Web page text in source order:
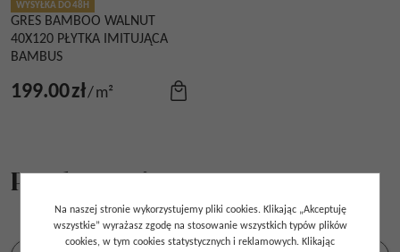
WYSYŁKA DO 48H
GRES BAMBOO WALNUT
40X120 PŁYTKA IMITUJĄCA
BAMBUS
199.00zł/m²
Producenci
Na naszej stronie wykorzystujemy pliki cookies. Klikając „Akceptuję
wszystkie” wyrażasz zgodę na stosowanie wszystkich typów plików
cookies, w tym cookies statystycznych i reklamowych. Klikając